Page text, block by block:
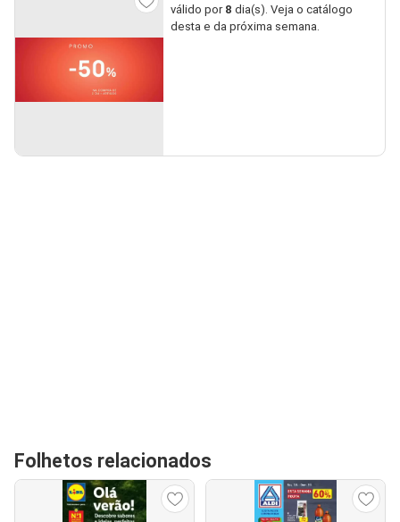
válido por 8 dia(s). Veja o catálogo
desta e da próxima semana.
Folhetos relacionados